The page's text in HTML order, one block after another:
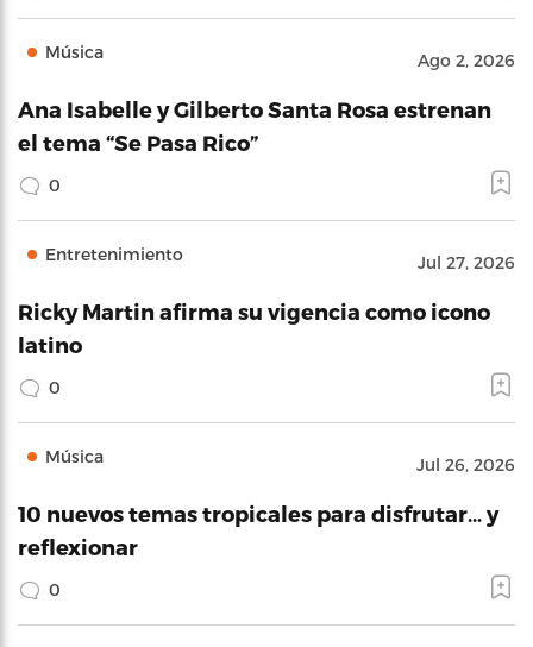
Música Ago 2, 2026
Ana Isabelle y Gilberto Santa Rosa estrenan
el tema “Se Pasa Rico”
0
Entretenimiento Jul 27, 2026
Ricky Martin afirma su vigencia como icono
latino
0
Música Jul 26, 2026
10 nuevos temas tropicales para disfrutar… y
reflexionar
0